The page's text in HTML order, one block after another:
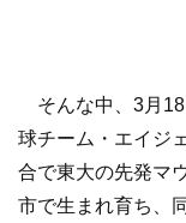
そんな中、3月18
球チーム・エイジ
合で東大の先発マ
市で生まれ育ち、